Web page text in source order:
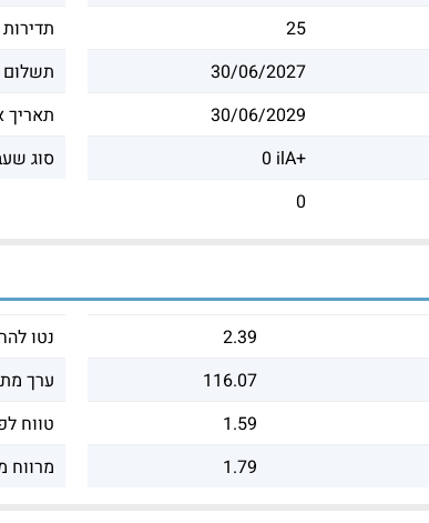
25
30/06/2027
30/06/2029
0 ilA+
0
תשלום
תאריך
סוג
2.39
116.07
1.59
1.79
נטו
ערך
טווח
מרווח